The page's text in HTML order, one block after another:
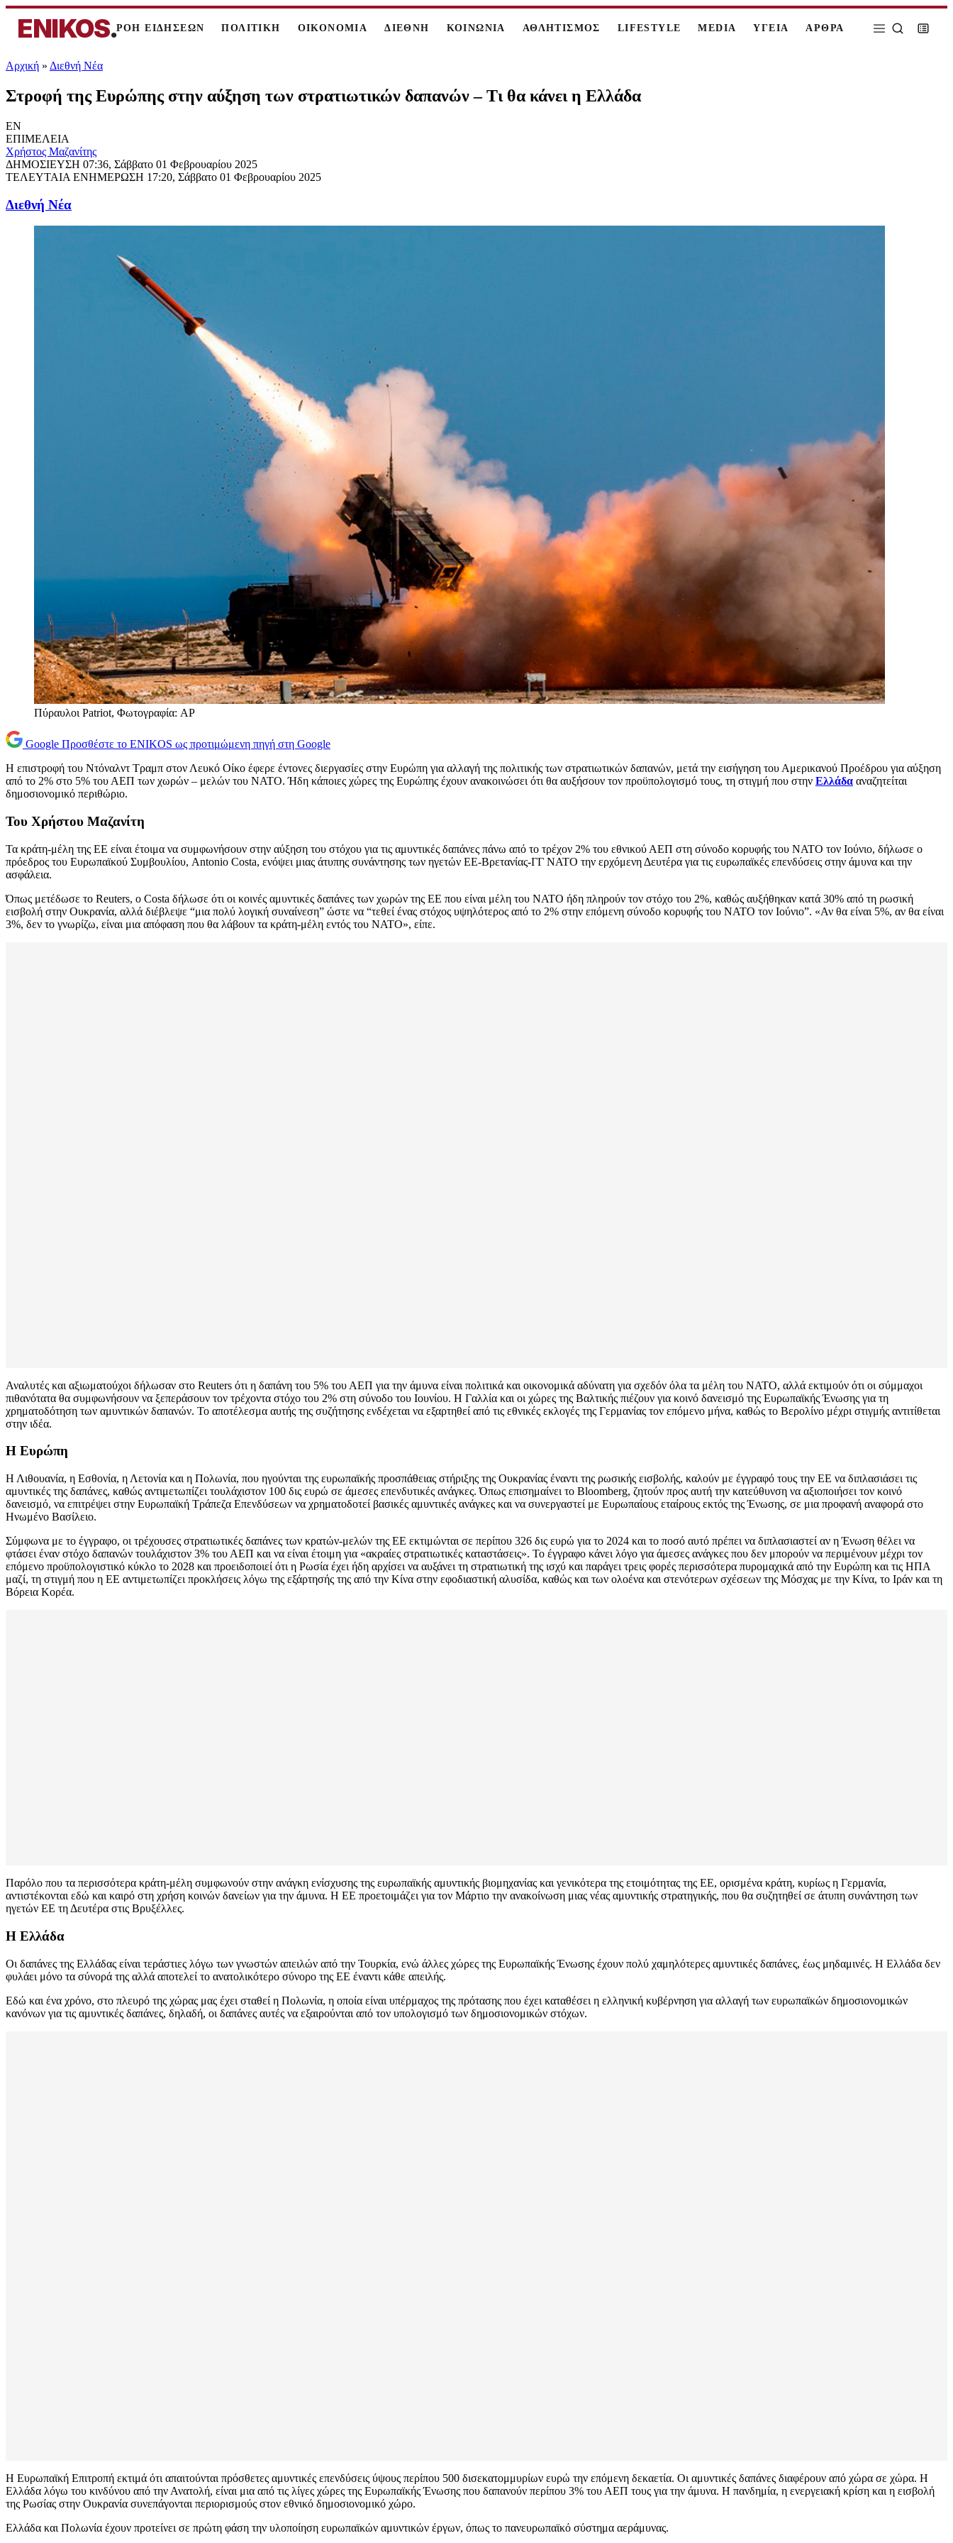
ENIKOS.ΡΟΗ ΕΙΔΗΣΕΩΝ ΠΟΛΙΤΙΚΗ ΟΙΚΟΝΟΜΙΑ ΔΙΕΘΝΗ ΚΟΙΝΩΝΙΑ ΑΘΛΗΤΙΣΜΟΣ LIFESTYLE MEDIA ΥΓΕΙΑ ΑΡΘΡΑ
Αρχική » Διεθνή Νέα
Στροφή της Ευρώπης στην αύξηση των στρατιωτικών δαπανών – Τι θα κάνει η Ελλάδα
EN
ΕΠΙΜΕΛΕΙΑ
Χρήστος Μαζανίτης
ΔΗΜΟΣΙΕΥΣΗ 07:36, Σάββατο 01 Φεβρουαρίου 2025
ΤΕΛΕΥΤΑΙΑ ΕΝΗΜΕΡΩΣΗ 17:20, Σάββατο 01 Φεβρουαρίου 2025
Διεθνή Νέα
Πύραυλοι Patriot, Φωτογραφία: AP
Google Προσθέστε το ENIKOS ως προτιμώμενη πηγή στη Google
Η επιστροφή του Ντόναλντ Τραμπ στον Λευκό Οίκο έφερε έντονες διεργασίες στην Ευρώπη για αλλαγή της πολιτικής των στρατιωτικών δαπανών, μετά την εισήγηση του Αμερικανού Προέδρου για αύξηση
από το 2% στο 5% του ΑΕΠ των χωρών – μελών του ΝΑΤΟ. Ήδη κάποιες χώρες της Ευρώπης έχουν ανακοινώσει ότι θα αυξήσουν τον προϋπολογισμό τους, τη στιγμή που στην Ελλάδα αναζητείται
δημοσιονομικό περιθώριο.
Του Χρήστου Μαζανίτη
Τα κράτη-μέλη της EE είναι έτοιμα να συμφωνήσουν στην αύξηση του στόχου για τις αμυντικές δαπάνες πάνω από το τρέχον 2% του εθνικού ΑΕΠ στη σύνοδο κορυφής του NATO τον Ιούνιο, δήλωσε ο
πρόεδρος του Ευρωπαϊκού Συμβουλίου, Antonio Costa, ενόψει μιας άτυπης συνάντησης των ηγετών ΕΕ-Βρετανίας-ΓΓ ΝΑΤΟ την ερχόμενη Δευτέρα για τις ευρωπαϊκές επενδύσεις στην άμυνα και την
ασφάλεια.
Όπως μετέδωσε το Reuters, ο Costa δήλωσε ότι οι κοινές αμυντικές δαπάνες των χωρών της ΕΕ που είναι μέλη του ΝΑΤΟ ήδη πληρούν τον στόχο του 2%, καθώς αυξήθηκαν κατά 30% από τη ρωσική
εισβολή στην Ουκρανία, αλλά διέβλεψε “μια πολύ λογική συναίνεση” ώστε να “τεθεί ένας στόχος υψηλότερος από το 2% στην επόμενη σύνοδο κορυφής του ΝΑΤΟ τον Ιούνιο”. «Αν θα είναι 5%, αν θα είναι
3%, δεν το γνωρίζω, είναι μια απόφαση που θα λάβουν τα κράτη-μέλη εντός του ΝΑΤΟ», είπε.
Αναλυτές και αξιωματούχοι δήλωσαν στο Reuters ότι η δαπάνη του 5% του ΑΕΠ για την άμυνα είναι πολιτικά και οικονομικά αδύνατη για σχεδόν όλα τα μέλη του ΝΑΤΟ, αλλά εκτιμούν ότι οι σύμμαχοι
πιθανότατα θα συμφωνήσουν να ξεπεράσουν τον τρέχοντα στόχο του 2% στη σύνοδο του Ιουνίου. Η Γαλλία και οι χώρες της Βαλτικής πιέζουν για κοινό δανεισμό της Ευρωπαϊκής Ένωσης για τη
χρηματοδότηση των αμυντικών δαπανών. Το αποτέλεσμα αυτής της συζήτησης ενδέχεται να εξαρτηθεί από τις εθνικές εκλογές της Γερμανίας τον επόμενο μήνα, καθώς το Βερολίνο μέχρι στιγμής αντιτίθεται
στην ιδέα.
Η Ευρώπη
Η Λιθουανία, η Εσθονία, η Λετονία και η Πολωνία, που ηγούνται της ευρωπαϊκής προσπάθειας στήριξης της Ουκρανίας έναντι της ρωσικής εισβολής, καλούν με έγγραφό τους την ΕΕ να διπλασιάσει τις
αμυντικές της δαπάνες, καθώς αντιμετωπίζει τουλάχιστον 100 δις ευρώ σε άμεσες επενδυτικές ανάγκες. Όπως επισημαίνει το Bloomberg, ζητούν προς αυτή την κατεύθυνση να αξιοποιήσει τον κοινό
δανεισμό, να επιτρέψει στην Ευρωπαϊκή Τράπεζα Επενδύσεων να χρηματοδοτεί βασικές αμυντικές ανάγκες και να συνεργαστεί με Ευρωπαίους εταίρους εκτός της Ένωσης, σε μια προφανή αναφορά στο
Ηνωμένο Βασίλειο.
Σύμφωνα με το έγγραφο, οι τρέχουσες στρατιωτικές δαπάνες των κρατών-μελών της ΕΕ εκτιμώνται σε περίπου 326 δις ευρώ για το 2024 και το ποσό αυτό πρέπει να διπλασιαστεί αν η Ένωση θέλει να
φτάσει έναν στόχο δαπανών τουλάχιστον 3% του ΑΕΠ και να είναι έτοιμη για «ακραίες στρατιωτικές καταστάσεις». Το έγγραφο κάνει λόγο για άμεσες ανάγκες που δεν μπορούν να περιμένουν μέχρι τον
επόμενο προϋπολογιστικό κύκλο το 2028 και προειδοποιεί ότι η Ρωσία έχει ήδη αρχίσει να αυξάνει τη στρατιωτική της ισχύ και παράγει τρεις φορές περισσότερα πυρομαχικά από την Ευρώπη και τις ΗΠΑ
μαζί, τη στιγμή που η ΕΕ αντιμετωπίζει προκλήσεις λόγω της εξάρτησής της από την Κίνα στην εφοδιαστική αλυσίδα, καθώς και των ολοένα και στενότερων σχέσεων της Μόσχας με την Κίνα, το Ιράν και τη
Βόρεια Κορέα.
Παρόλο που τα περισσότερα κράτη-μέλη συμφωνούν στην ανάγκη ενίσχυσης της ευρωπαϊκής αμυντικής βιομηχανίας και γενικότερα της ετοιμότητας της ΕΕ, ορισμένα κράτη, κυρίως η Γερμανία,
αντιστέκονται εδώ και καιρό στη χρήση κοινών δανείων για την άμυνα. Η ΕΕ προετοιμάζει για τον Μάρτιο την ανακοίνωση μιας νέας αμυντικής στρατηγικής, που θα συζητηθεί σε άτυπη συνάντηση των
ηγετών ΕΕ τη Δευτέρα στις Βρυξέλλες.
Η Ελλάδα
Οι δαπάνες της Ελλάδας είναι τεράστιες λόγω των γνωστών απειλών από την Τουρκία, ενώ άλλες χώρες της Ευρωπαϊκής Ένωσης έχουν πολύ χαμηλότερες αμυντικές δαπάνες, έως μηδαμινές. Η Ελλάδα δεν
φυλάει μόνο τα σύνορά της αλλά αποτελεί το ανατολικότερο σύνορο της ΕΕ έναντι κάθε απειλής.
Εδώ και ένα χρόνο, στο πλευρό της χώρας μας έχει σταθεί η Πολωνία, η οποία είναι υπέρμαχος της πρότασης που έχει καταθέσει η ελληνική κυβέρνηση για αλλαγή των ευρωπαϊκών δημοσιονομικών
κανόνων για τις αμυντικές δαπάνες, δηλαδή, οι δαπάνες αυτές να εξαιρούνται από τον υπολογισμό των δημοσιονομικών στόχων.
Η Ευρωπαϊκή Επιτροπή εκτιμά ότι απαιτούνται πρόσθετες αμυντικές επενδύσεις ύψους περίπου 500 δισεκατομμυρίων ευρώ την επόμενη δεκαετία. Οι αμυντικές δαπάνες διαφέρουν από χώρα σε χώρα. Η
Ελλάδα λόγω του κινδύνου από την Ανατολή, είναι μια από τις λίγες χώρες της Ευρωπαϊκής Ένωσης που δαπανούν περίπου 3% του ΑΕΠ τους για την άμυνα. Η πανδημία, η ενεργειακή κρίση και η εισβολή
της Ρωσίας στην Ουκρανία συνεπάγονται περιορισμούς στον εθνικό δημοσιονομικό χώρο.
Ελλάδα και Πολωνία έχουν προτείνει σε πρώτη φάση την υλοποίηση ευρωπαϊκών αμυντικών έργων, όπως το πανευρωπαϊκό σύστημα αεράμυνας.